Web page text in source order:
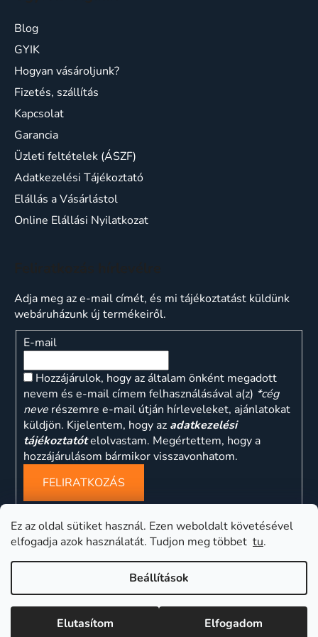
Ez az oldal sütiket használ. Ezen weboldalt követésével
elfogadja azok használatát. Tudjon meg többet tu.
Beállítások
Elutasítom Elfogadom
Blog
GYIK
Hogyan vásároljunk?
Fizetés, szállítás
Kapcsolat
Garancia
Üzleti feltételek (ÁSZF)
Adatkezelési Tájékoztató
Elállás a Vásárlástol
Online Elállási Nyilatkozat
Adja meg az e-mail címét, és mi tájékoztatást küldünk
webáruházunk új termékeiről.
E-mail
Hozzájárulok, hogy az általam önként megadott
nevem és e-mail címem felhasználásával a(z) *cég
neve részemre e-mail útján hírleveleket, ajánlatokat
küldjön. Kijelentem, hogy az adatkezelési
tájékoztatótelolvastam. Megértettem, hogy a
hozzájárulásom bármikor visszavonhatom.
FELIRATKOZÁS
ns
Shoptet készítette